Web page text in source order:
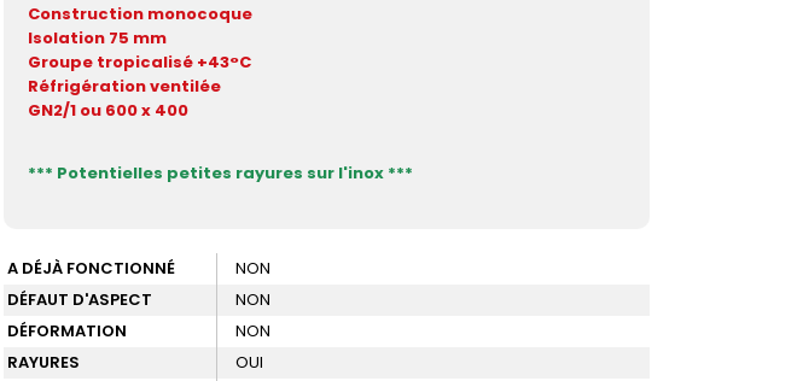
Construction monocoque
Isolation 75 mm
Groupe tropicalisé +43°C
Réfrigération ventilée
GN2/1 ou 600 x 400
*** Potentielles petites rayures sur l'inox ***
A DÉJÀ FONCTIONNÉ
NON
DÉFAUT D'ASPECT
NON
DÉFORMATION
NON
RAYURES
OUI